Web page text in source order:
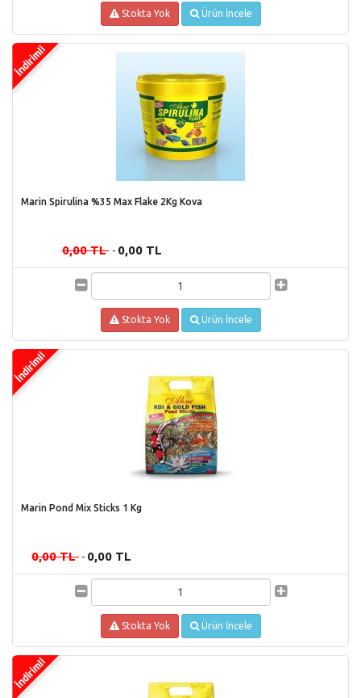
Stokta Yok Ürün İncele
Marin Spirulina %35 Max Flake 2Kg Kova
0,00 TL- 0,00 TL
Stokta Yok Ürün İncele
Marin Pond Mix Sticks 1 Kg
0,00 TL - 0,00 TL
Stokta Yok Ürün İncele